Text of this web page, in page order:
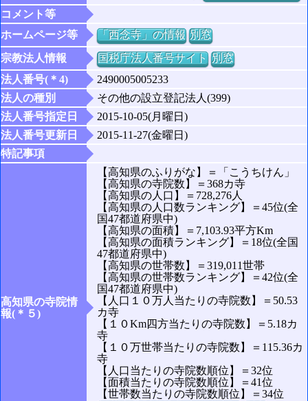
コメント等
ホームページ等
「西念寺」の情報 別窓
宗教法人情報
国税庁法人番号サイト 別窓
法人番号(＊4)
2490005005233
法人の種別
その他の設立登記法人(399)
法人番号指定日
2015-10-05(月曜日)
法人番号更新日
2015-11-27(金曜日)
特記事項
高知県の寺院情
報(＊５)
【高知県のふりがな】＝「こうちけん」
【高知県の寺院数】＝368カ寺
【高知県の人口】＝728,276人
【高知県の人口数ランキング】＝45位(全
国47都道府県中)
【高知県の面積】＝7,103.93平方Km
【高知県の面積ランキング】＝18位(全国
47都道府県中)
【高知県の世帯数】＝319,011世帯
【高知県の世帯数ランキング】＝42位(全
国47都道府県中)
【人口１０万人当たりの寺院数】＝50.53
カ寺
【１０Km四方当たりの寺院数】＝5.18カ
寺
【１０万世帯当たりの寺院数】＝115.36カ
寺
【人口当たりの寺院数順位】＝32位
【面積当たりの寺院数順位】＝41位
【世帯数当たりの寺院数順位】＝34位